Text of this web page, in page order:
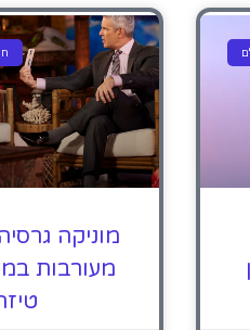
מוניקה
מעורבות